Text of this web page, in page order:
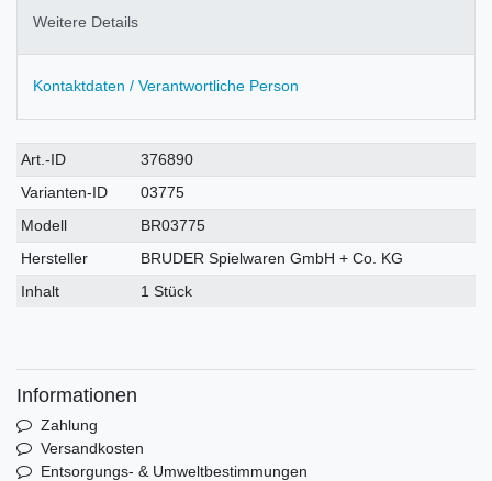
Weitere Details
Kontaktdaten / Verantwortliche Person
Technisches
Merkmal
Wert
Art.-ID
376890
Varianten-ID
03775
Modell
BR03775
Hersteller
BRUDER Spielwaren GmbH + Co. KG
Inhalt
1 Stück
Informationen
Zahlung
Versandkosten
Entsorgungs- & Umweltbestimmungen